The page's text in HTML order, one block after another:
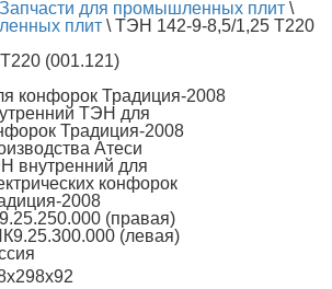
Запчасти для промышленных плит \
плит \ ТЭН 142-9-8,5/1,25 Т220
(001.121)
конфорок Традиция-2008
ТЭН для
Традиция-2008
Атеси
внутренний для
конфорок
2008
(правая)
(левая)